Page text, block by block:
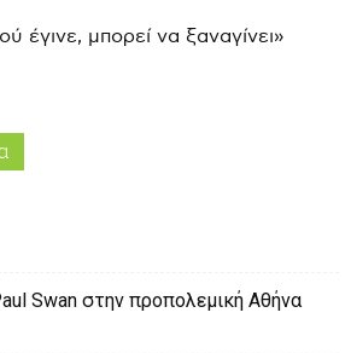
έγινε, μπορεί να ξαναγίνει»
Swan στην προπολεμική Αθήνα